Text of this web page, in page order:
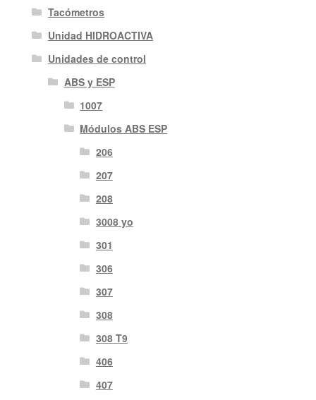
Tacómetros
Unidad HIDROACTIVA
Unidades de control
ABS y ESP
1007
Módulos ABS ESP
206
207
208
3008 yo
301
306
307
308
308 T9
406
407